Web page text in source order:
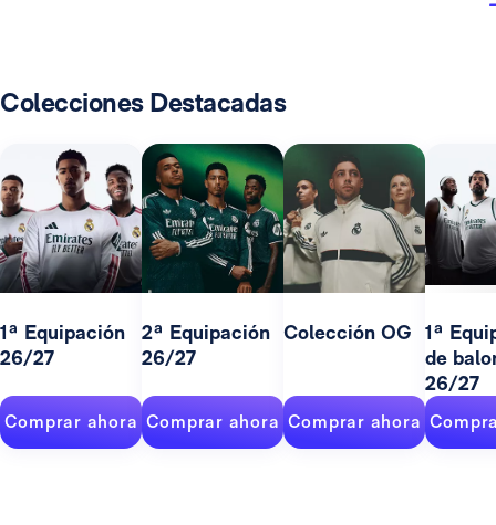
Colecciones Destacadas
1ª Equipación
26/27
Comprar ahora
2ª Equipación
26/27
Comprar ahora
Colección OG
Comprar ahora
1ª
de
26/27